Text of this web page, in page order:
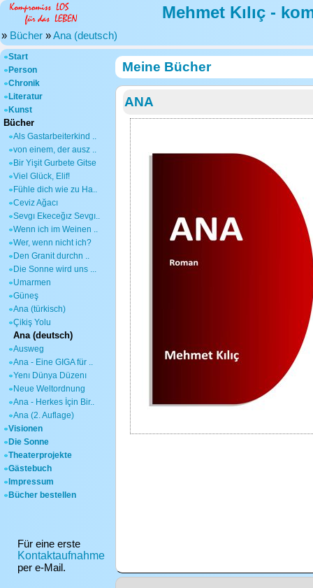
Mehmet Kılıç -
» Bücher »Ana (deutsch)
Start
Person
Chronik
Literatur
Kunst
Bücher
Als Gastarbeiterkind ..
von einem, der ausz ..
Bir Yişit Gurbete Gitse
Viel Glück, Elif!
Fühle dich wie zu Ha..
Ceviz Ağacı
Sevgı Ekeceğız Sevgı..
Wenn ich im Weinen ..
Wer, wenn nicht ich?
Den Granit durchn ..
Die Sonne wird uns ...
Umarmen
Güneş
Ana (türkisch)
Çikiş Yolu
Ana (deutsch)
Ausweg
Ana - Eine GIGA für ..
Yenı Dünya Düzenı
Neue Weltordnung
Ana - Herkes İçin Bir..
Ana (2. Auflage)
Visionen
Die Sonne
Theaterprojekte
Gästebuch
Impressum
Bücher bestellen
Für eine erste
Kontaktaufnahme
per e-Mail.
Meine Bücher
ANA